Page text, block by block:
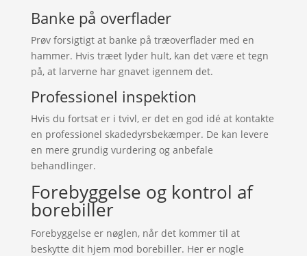
Banke på overflader
Prøv forsigtigt at banke på træoverflader med en
hammer. Hvis træet lyder hult, kan det være et tegn
på, at larverne har gnavet igennem det.
Professionel inspektion
Hvis du fortsat er i tvivl, er det en god idé at kontakte
en professionel skadedyrsbekæmper. De kan levere
en mere grundig vurdering og anbefale
behandlinger.
Forebyggelse og kontrol af
borebiller
Forebyggelse er nøglen, når det kommer til at
beskytte dit hjem mod borebiller. Her er nogle